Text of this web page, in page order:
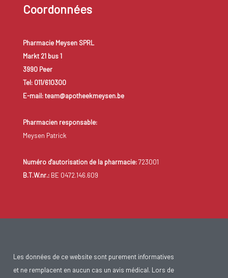
Coordonnées
Pharmacie Meysen SPRL
Markt 21 bus 1
3990 Peer
Tel: 011/610300
E-mail: team@apotheekmeysen.be
Pharmacien responsable:
Meysen Patrick
Numéro d'autorisation de la pharmacie:723001
B.T.W.nr.:BE 0472.146.609
Les données de ce website sont purement informatives
et ne remplacent en aucun cas un avis médical. Lors de